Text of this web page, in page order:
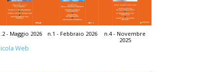
- Maggio 2026 n.1 - Febbraio 2026
n.4 - Novembre
2025
Web